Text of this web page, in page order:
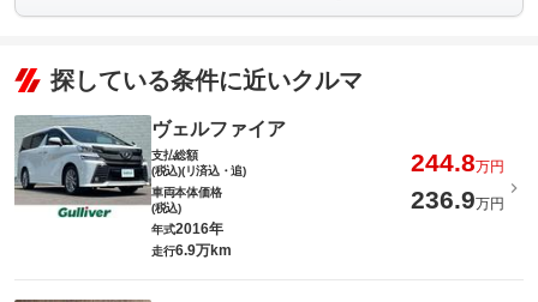
探している条件に近いクルマ
ヴェルファイア
支払総額
(税込)(リ済込・追)
244.8万円
車両本体価格
(税込)
236.9万円
年式2016年
走行6.9万km